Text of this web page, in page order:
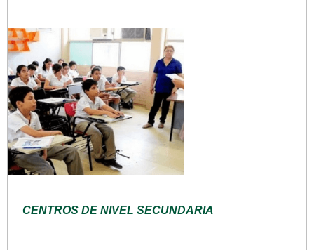
CENTROS DE NIVEL SECUNDARIA